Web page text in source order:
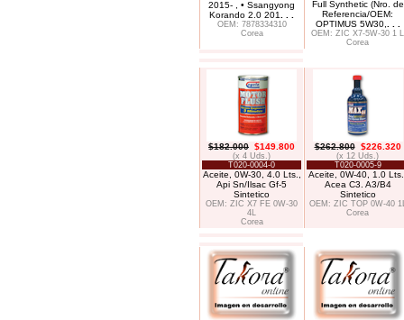
2015- , • Ssangyong
Korando 2.0 201
OEM: 7878334310
Corea
Full Synthetic (Nro. de
Referencia/OEM:
OPTIMUS 5W30,
OEM: ZIC X7-5W-30 1 L
Corea
$182.000 $149.800
(x 4 Uds.)
T020-0004-0
Aceite, 0W-30, 4.0 Lts.,
Api Sn/Ilsac Gf-5
Sintetico
OEM: ZIC X7 FE 0W-30
4L
Corea
$262.800 $226.320
(x 12 Uds.)
T020-0005-9
Aceite, 0W-40, 1.0
Acea C3. A3/B4
Sintetico
OEM: ZIC TOP 0W-40
Corea